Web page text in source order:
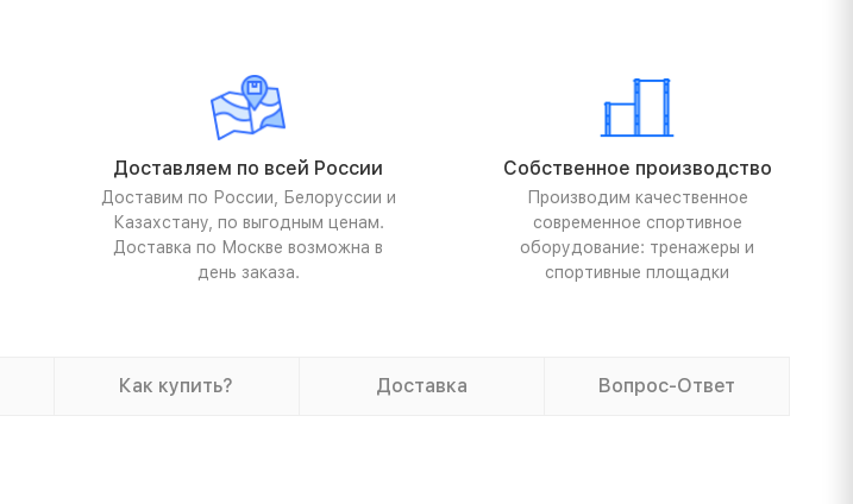
Доставляем по всей России
Доставим по России, Белоруссии и
Казахстану, по выгодным ценам.
Доставка по Москве возможна в
день заказа.
Собственное производство
Производим качественное
современное спортивное
оборудование: тренажеры и
спортивные площадки
Как купить? Доставка Вопрос-Ответ